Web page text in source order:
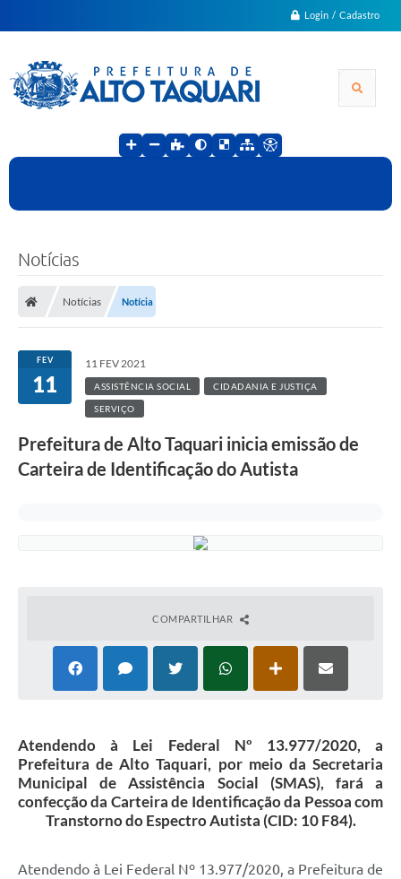
Login / Cadastro
Notícias
Notícias Notícia
FEV
11
11 FEV 2021
ASSISTÊNCIA SOCIAL CIDADANIA E JUSTIÇA
SERVIÇO
Prefeitura de Alto Taquari inicia emissão de
Carteira de Identificação do Autista
COMPARTILHAR
Atendendo à Lei Federal Nº 13.977/2020, a
Prefeitura de Alto Taquari, por meio da Secretaria
Municipal de Assistência Social (SMAS), fará a
confecção da Carteira de Identificação da Pessoa com
Transtorno do Espectro Autista (CID: 10 F84).
Atendendo à Lei Federal Nº 13.977/2020, a Prefeitura de